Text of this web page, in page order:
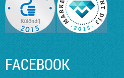
FACEBOOK